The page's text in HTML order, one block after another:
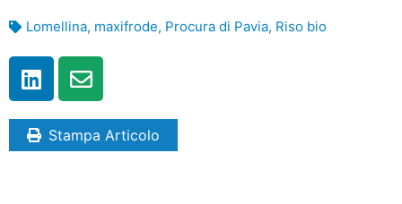
Lomellina, maxifrode, Procura di Pavia, Riso bio
Stampa Articolo